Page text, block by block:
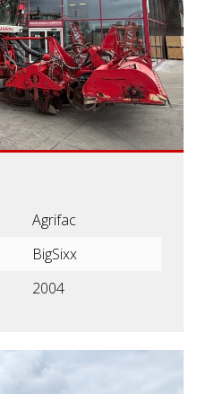
Agrifac
BigSixx
2004